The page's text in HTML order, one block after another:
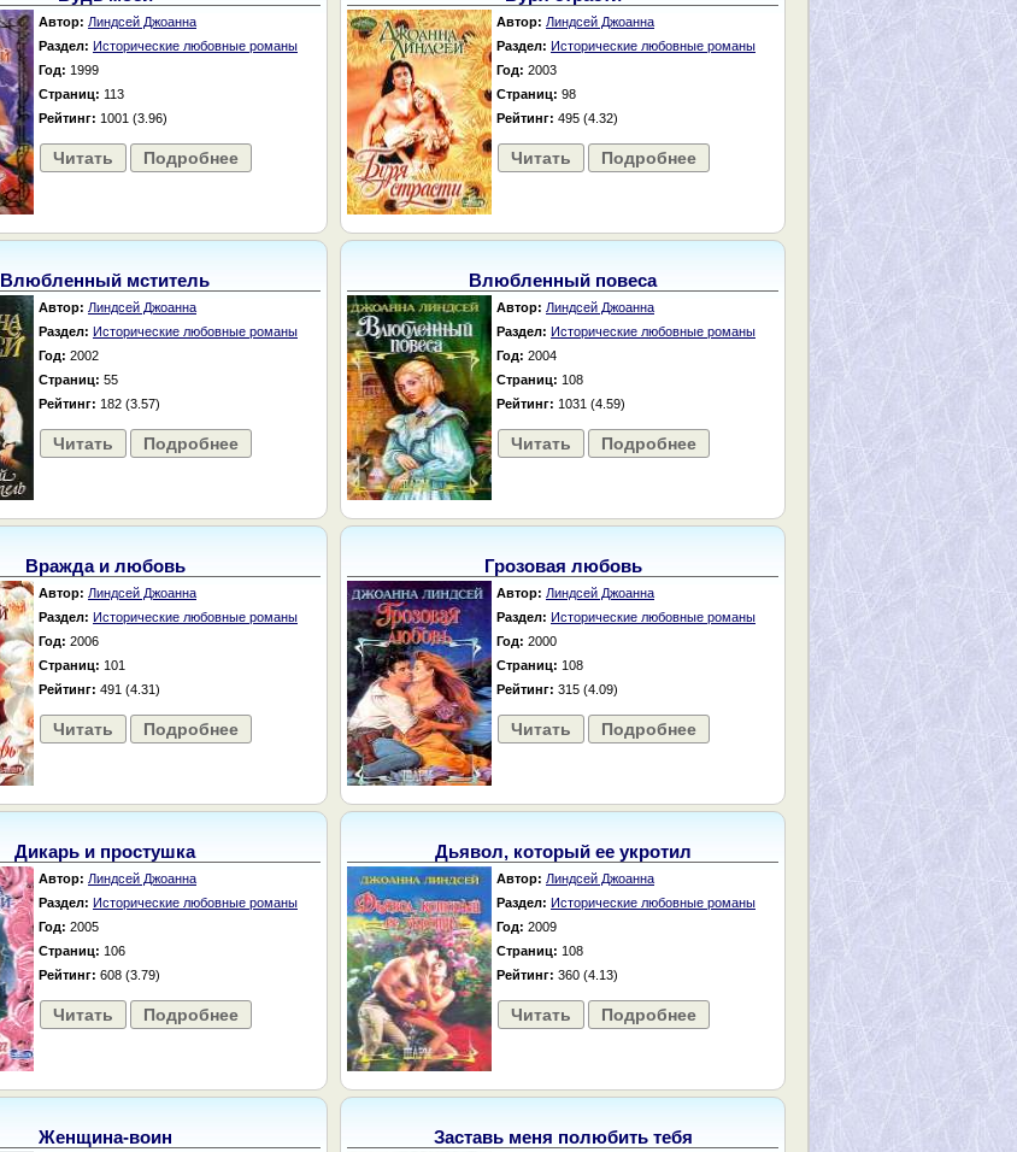
Автор: Линдсей Джоанна
Раздел: Исторические любовные романы
Год: 1999
Страниц: 113
Рейтинг: 1001 (3.96)
Читать Подробнее
Автор: Линдсей Джоанна
Раздел: Исторические любовные романы
Год: 2003
Страниц: 98
Рейтинг: 495 (4.32)
Читать Подробнее
Влюбленный мститель
Автор: Линдсей Джоанна
Раздел: Исторические любовные романы
Год: 2002
Страниц: 55
Рейтинг: 182 (3.57)
Читать Подробнее
Влюбленный повеса
Автор: Линдсей Джоанна
Раздел: Исторические любовные романы
Год: 2004
Страниц: 108
Рейтинг: 1031 (4.59)
Читать Подробнее
Вражда и любовь
Автор: Линдсей Джоанна
Раздел: Исторические любовные романы
Год: 2006
Страниц: 101
Рейтинг: 491 (4.31)
Читать Подробнее
Грозовая любовь
Автор: Линдсей Джоанна
Раздел: Исторические любовные романы
Год: 2000
Страниц: 108
Рейтинг: 315 (4.09)
Читать Подробнее
Дикарь и простушка
Автор: Линдсей Джоанна
Раздел: Исторические любовные романы
Год: 2005
Страниц: 106
Рейтинг: 608 (3.79)
Читать Подробнее
Дьявол, который ее укротил
Автор: Линдсей Джоанна
Раздел: Исторические любовные романы
Год: 2009
Страниц: 108
Рейтинг: 360 (4.13)
Читать Подробнее
Женщина-воин Заставь меня полюбить тебя